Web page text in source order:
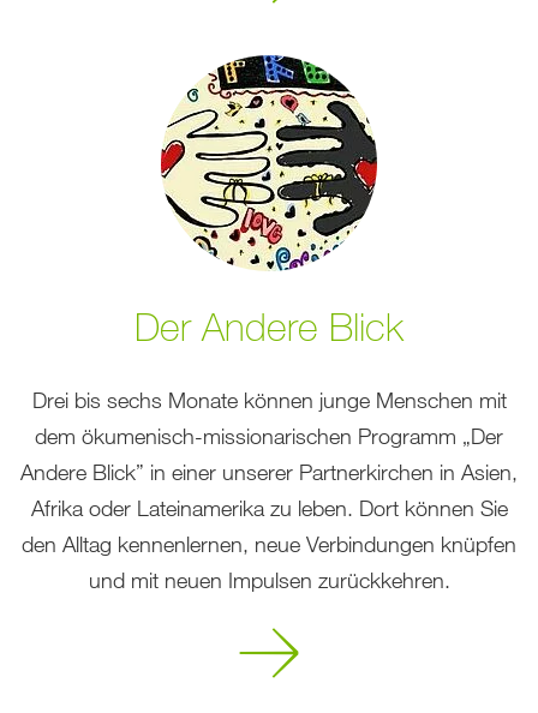
Der Andere Blick
Drei bis sechs Monate können junge Menschen mit
dem ökumenisch-missionarischen Programm „Der
Andere Blick” in einer unserer Partnerkirchen in Asien,
Afrika oder Lateinamerika zu leben. Dort können Sie
den Alltag kennenlernen, neue Verbindungen knüpfen
und mit neuen Impulsen zurückkehren.